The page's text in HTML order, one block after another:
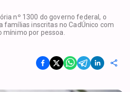
nº 1300 do governo federal, o
famílias inscritas no CadÚnico com
por pessoa.